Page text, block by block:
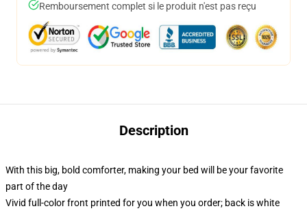
Remboursement complet si le produit n'est pas reçu
Description
With this big, bold comforter, making your bed will be your favorite
part of the day
Vivid full-color front printed for you when you order; back is white